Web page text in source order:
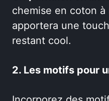
chemise en coton
apportera une
restant cool.
2. Les motifs pour